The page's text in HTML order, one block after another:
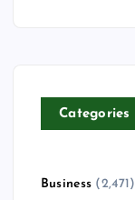
Categories
Business (2,471)